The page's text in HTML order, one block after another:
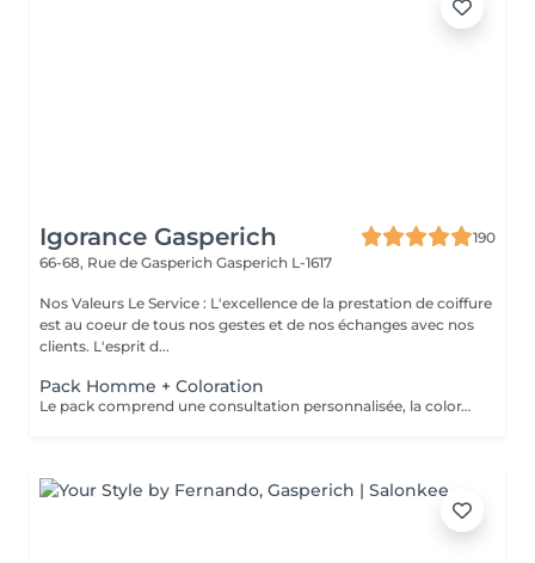
Igorance Gasperich
190
66-68, Rue de Gasperich Gasperich L-1617
Nos Valeurs Le Service : L'excellence de la prestation de coiffure
est au coeur de tous nos gestes et de nos échanges avec nos
clients. L'esprit d...
Pack Homme + Coloration
Le pack comprend une consultation personnalisée, la coloration avec les produits LOREAL PROFESSIONNEL , shampooing et conditionneur spécifiques REDKEN , la coupe IGORANCE ( finitions sur cheveux secs) , les produits de styling REDKEN * Tarifs à titre indicatifs à confirmer après la consultation personnalisée établit auprès de votre coiffeur/stylist/spécialiste * La direction se réserve le droit d’apporter des modifications pour le bon fonctionnement du salon